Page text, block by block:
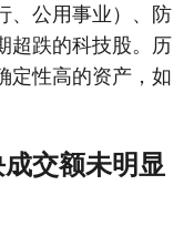
、公用事业）、防
超跌的科技股。历
定性高的资产，如
交额未明显